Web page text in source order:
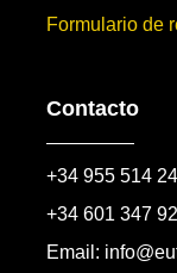
Formulario de
Contacto
+34 955 514
+34 601 347
Email: